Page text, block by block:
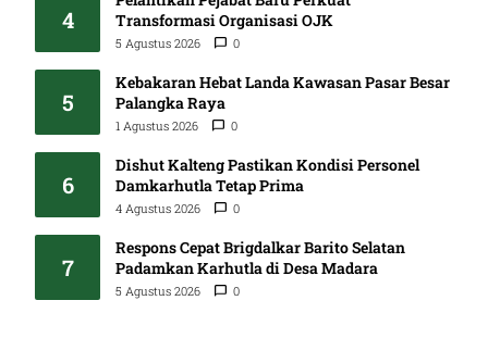
4
Transformasi Organisasi OJK
5 Agustus 2026 0
5
Kebakaran Hebat Landa Kawasan Pasar Besar
Palangka Raya
1 Agustus 2026 0
6
Dishut Kalteng Pastikan Kondisi Personel
Damkarhutla Tetap Prima
4 Agustus 2026 0
7
Respons Cepat Brigdalkar Barito Selatan
Padamkan Karhutla di Desa Madara
5 Agustus 2026 0